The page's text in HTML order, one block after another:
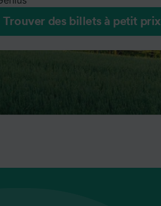
Trouver des billets à petit prix